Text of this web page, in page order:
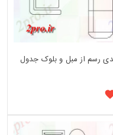
رسم از مبل و بلوک جدول